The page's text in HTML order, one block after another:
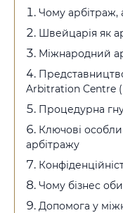
Чому арбітраж,
Швейцарія як
Міжнародний
Arbitration Centre
Процедурна
Ключові
арбітражу
Чому бізнес
Допомога у